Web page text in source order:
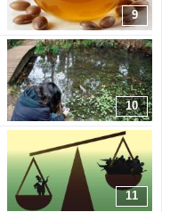
9
10
11